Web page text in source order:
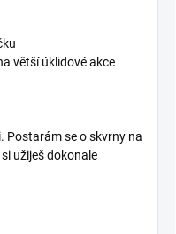
větší úklidové akce
Postarám se o skvrny na
užiješ dokonale